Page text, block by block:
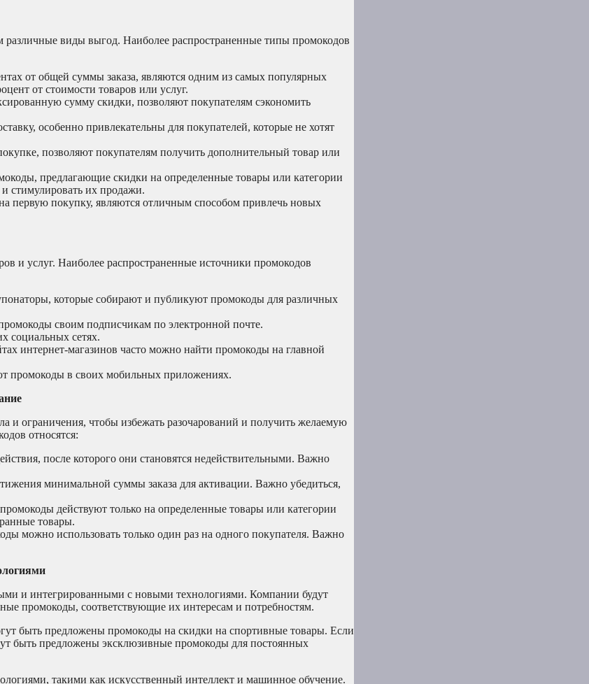
виды выгод. Наиболее распространенные типы промокодов
от общей суммы заказа, являются одним из самых популярных
от стоимости товаров или услуг.
сумму скидки, позволяют покупателям сэкономить
особенно привлекательны для покупателей, которые не хотят
позволяют покупателям получить дополнительный товар или
предлагающие скидки на определенные товары или категории
стимулировать их продажи.
первую покупку, являются отличным способом привлечь новых
и услуг. Наиболее распространенные источники промокодов
которые собирают и публикуют промокоды для различных
своим подписчикам по электронной почте.
социальных сетях.
интернет-магазинов часто можно найти промокоды на главной
промокоды в своих мобильных приложениях.
и ограничения, чтобы избежать разочарований и получить желаемую
относятся:
после которого они становятся недействительными. Важно
минимальной суммы заказа для активации. Важно убедиться,
действуют только на определенные товары или категории
товары.
можно использовать только один раз на одного покупателя. Важно
и интегрированными с новыми технологиями. Компании будут
промокоды, соответствующие их интересам и потребностям.
быть предложены промокоды на скидки на спортивные товары. Если
быть предложены эксклюзивные промокоды для постоянных
такими как искусственный интеллект и машинное обучение.